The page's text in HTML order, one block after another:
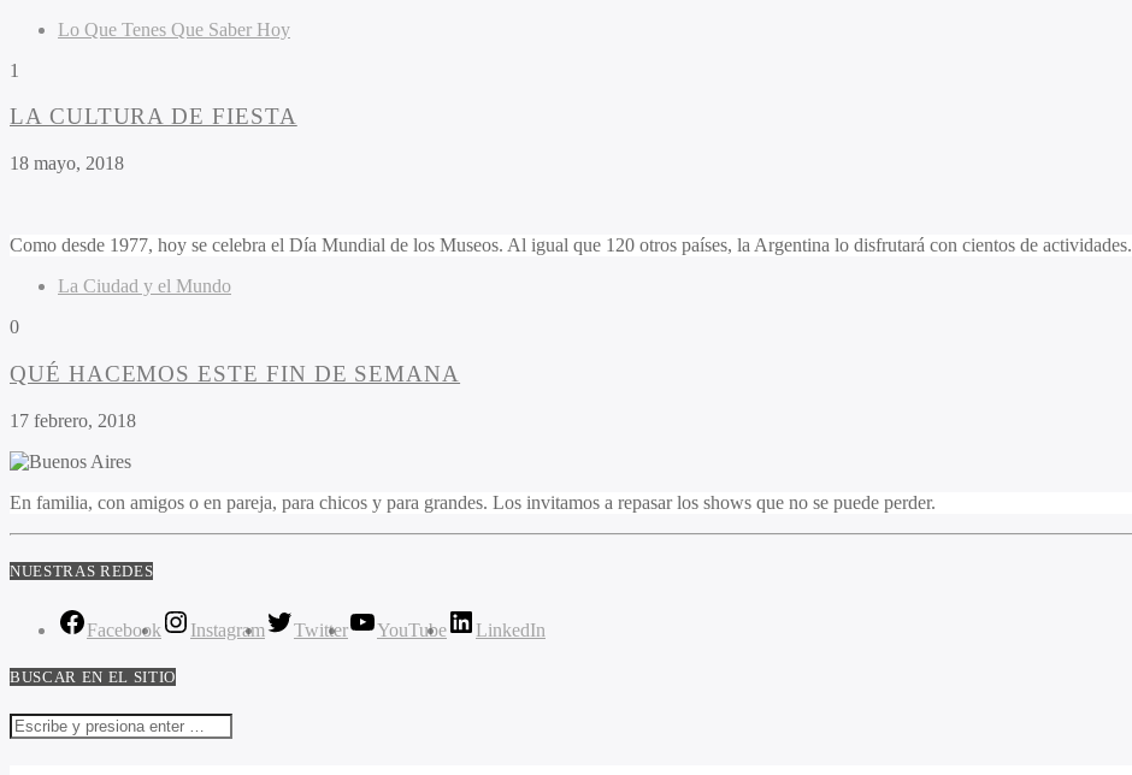
Lo Que Tenes Que Saber Hoy
1
LA CULTURA DE FIESTA
18 mayo, 2018
Como desde 1977, hoy se celebra el Día Mundial de los Museos. Al igual que 120 otros países, la Argentina lo disfrutará con cientos de actividades.
La Ciudad y el Mundo
0
QUÉ HACEMOS ESTE FIN DE SEMANA
17 febrero, 2018
En familia, con amigos o en pareja, para chicos y para grandes. Los invitamos a repasar los shows que no se puede perder.
NUESTRAS REDES
Facebook Instagram Twitter YouTube LinkedIn
BUSCAR EN EL SITIO